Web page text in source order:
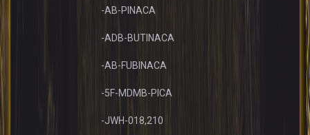
-AB-PINACA
-ADB-BUTINACA
-AB-FUBINACA
-5F-MDMB-PICA
-JWH-018,210